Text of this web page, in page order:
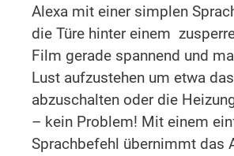
Alexa mit einer simplen
die Türe hinter einem
Film gerade spannend und
Lust aufzustehen um etwa
abzuschalten oder die
– kein Problem! Mit einem
Sprachbefehl übernimmt das